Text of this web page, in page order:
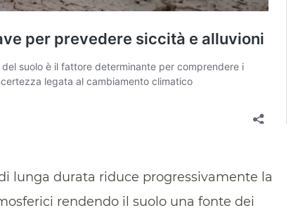
lunga durata riduce progressivamente la
rendendo il suolo una fonte dei